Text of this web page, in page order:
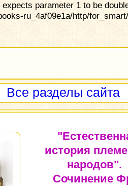
parameter 1 to be
ru_4af09e1a/http/
Все разделы сайта
история
народов".
Сочинение